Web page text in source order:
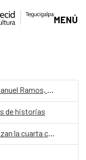
MENÚ
“El año de las langostas”, de Víctor Manuel Ramos, representa a Honduras en la quinta edición de Cuentos en Red
de historias
Festival Eñe y Casa de Velázquez lanzan la cuarta convocatoria de Residencia de Creación Literaria